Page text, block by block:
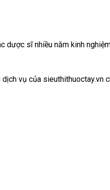
dược sĩ nhiều năm kinh
vụ của sieuthithuoctay.vn